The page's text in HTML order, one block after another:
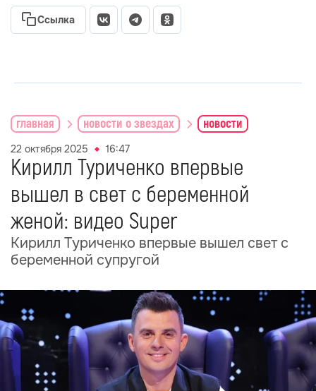
Ссылка
главная новости о звездах новости
22 октября 2025 16:47
Кирилл Туриченко впервые
вышел в свет с беременной
женой: видео Super
Кирилл Туриченко впервые вышел свет с
беременной супругой